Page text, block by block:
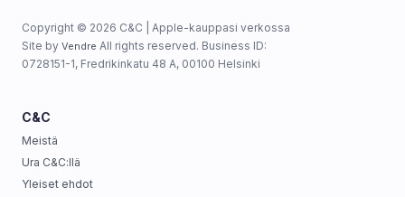
Copyright © 2026 C&C | Apple-kauppasi verkossa
Site by Vendre All rights reserved. Business ID:
0728151-1, Fredrikinkatu 48 A, 00100 Helsinki
C&C
Meistä
Ura C&C:llä
Yleiset ehdot